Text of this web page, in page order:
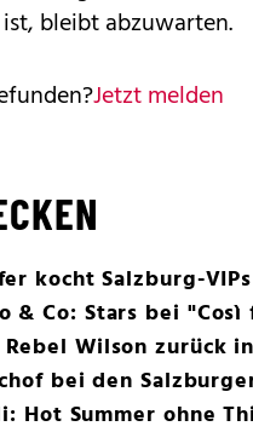
bleibt abzuwarten.
Jetzt melden
kocht Salzburg-
& Co: Stars bei
Wilson zurück
bei den
Hot Summer ohne